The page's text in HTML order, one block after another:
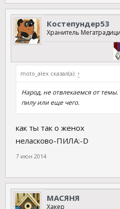
Костепундер53
Хранитель
moto_alex сказал(а): ↑
Народ, не отвлекаемся от темы.
пилу или еще чего.
как ты так о женох
неласково-ПИЛА:-D
7 июн 2014
МАСЯНЯ
Хакер